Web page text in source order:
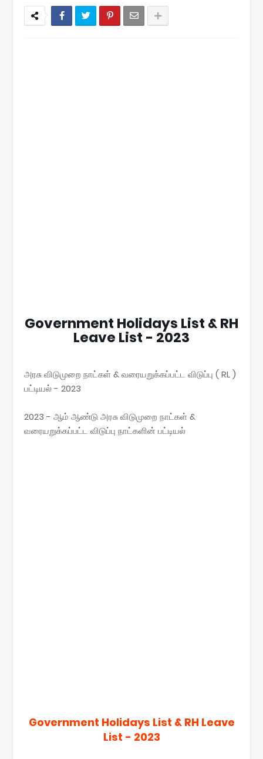
Government Holidays List & RH
Leave List - 2023
அரசு விடுமுறை நாட்கள் & வரையறுக்கப்பட்ட விடுப்பு ( RL )
பட்டியல் - 2023
2023 - ஆம் ஆண்டு அரசு விடுமுறை நாட்கள் &
வரையறுக்கப்பட்ட விடுப்பு நாட்களின் பட்டியல்
Government Holidays List & RH Leave
List - 2023